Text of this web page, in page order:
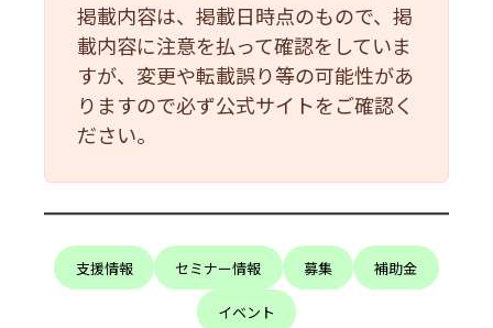
掲載内容は、掲載日時点のもので、掲
載内容に注意を払って確認をしていま
すが、変更や転載誤り等の可能性があ
りますので必ず公式サイトをご確認く
ださい。
支援情報 セミナー情報 募集 補助金
イベント